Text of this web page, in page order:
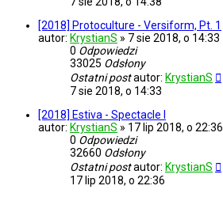
[2018] Protoculture - Versiform, Pt. 1
autor: KrystianS » 7 sie 2018, o 14:33
0 Odpowiedzi
33025 Odsłony
Ostatni postautor: KrystianS
7 sie 2018, o 14:33
[2018] Estiva - Spectacle I
autor: KrystianS » 17 lip 2018, o 22:36
0 Odpowiedzi
32660 Odsłony
Ostatni postautor: KrystianS
17 lip 2018, o 22:36